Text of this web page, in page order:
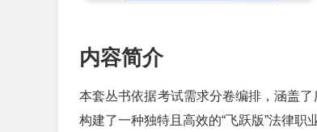
内容简介
本套丛书依据考试需求分卷编排，涵盖
构建了一种独特且高效的“飞跃版”法律职